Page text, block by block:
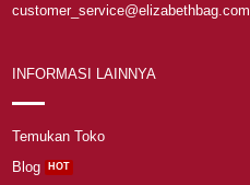
customer_service@elizabethbag.com
INFORMASI LAINNYA
Temukan Toko
Blog